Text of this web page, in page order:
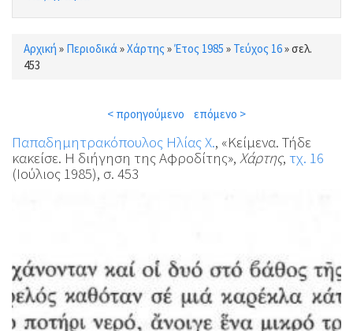
Είστε εδώ
Αρχική » Περιοδικά »Χάρτης »Έτος 1985 » Τεύχος 16»σελ.
453
< προηγούμενο επόμενο >
Παπαδημητρακόπουλος Ηλίας Χ., «Κείμενα. Τήδε
κακείσε. Η διήγηση της Αφροδίτης», Χάρτης, τχ. 16
(Ιούλιος 1985), σ. 453